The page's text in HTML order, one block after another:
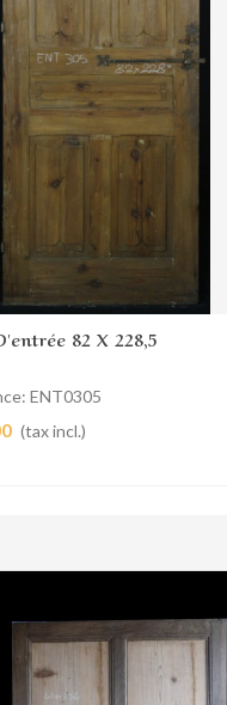
Add to cart82 X 228,5
ENT0305
(tax incl.)